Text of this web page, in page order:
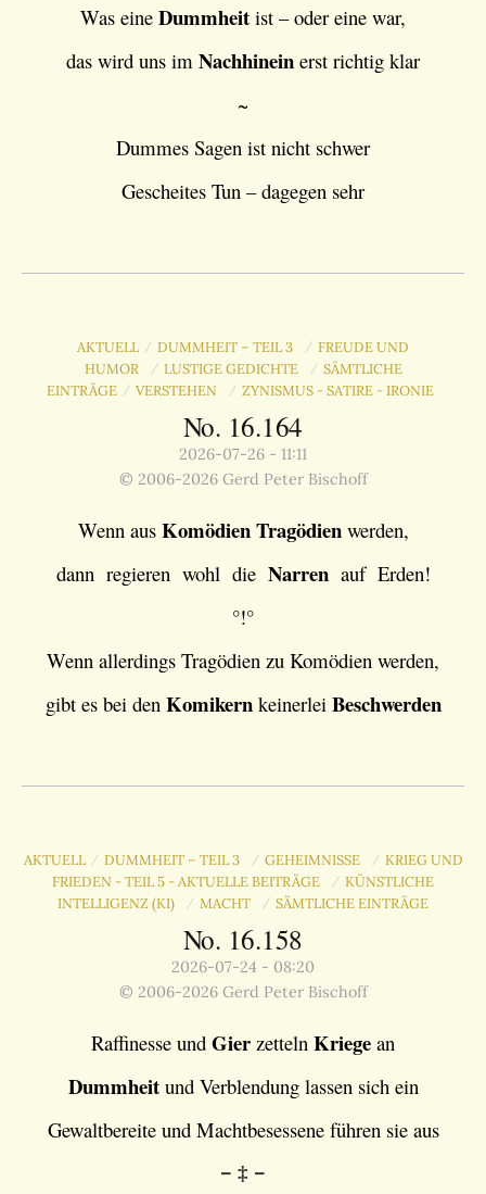
Was eine Dummheit ist – oder eine war,
das wird uns im Nachhinein erst richtig klar
~
Dummes Sagen ist nicht schwer
Gescheites Tun – dagegen sehr
AKTUELL / DUMMHEIT – TEIL 3 / FREUDE UND
HUMOR
/ LUSTIGE GEDICHTE / SÄMTLICHE
EINTRÄGE / VERSTEHEN / ZYNISMUS - SATIRE - IRONIE
No. 16.164
2026-07-26 - 11:11
© 2006-2026 Gerd Peter Bischoff
Wenn aus Komödien Tragödienwerden,
dann regieren wohl die Narrenauf Erden!
°!°
Wenn allerdings Tragödien zu Komödien werden,
gibt es bei den Komikernkeinerlei Beschwerden
AKTUELL / DUMMHEIT – TEIL 3 / GEHEIMNISSE / KRIEG UND
FRIEDEN - TEIL 5 - AKTUELLE BEITRÄGE
/ KÜNSTLICHE
INTELLIGENZ (KI)
/ MACHT / SÄMTLICHE EINTRÄGE
No. 16.158
2026-07-24 - 08:20
© 2006-2026 Gerd Peter Bischoff
Raffinesse und Gier zetteln Kriege an
Dummheitund Verblendung lassen sich ein
Gewaltbereite und Machtbesessene führen sie aus
– ‡ –